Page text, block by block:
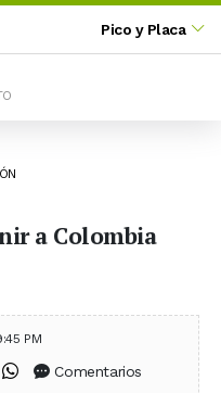
Pico y Placa
a Colombia
PM
en Facebook
en X (Twitter)
Compartir en WhatsApp
Comentarios